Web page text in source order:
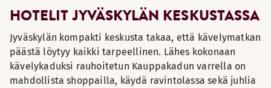
HOTELIT JYVÄSKYLÄN KESKUSTASSA
Jyväskylän kompakti keskusta takaa, että kävelymatkan
päästä löytyy kaikki tarpeellinen. Lähes kokonaan
kävelykaduksi rauhoitetun Kauppakadun varrella on
mahdollista shoppailla, käydä ravintolassa sekä juhlia